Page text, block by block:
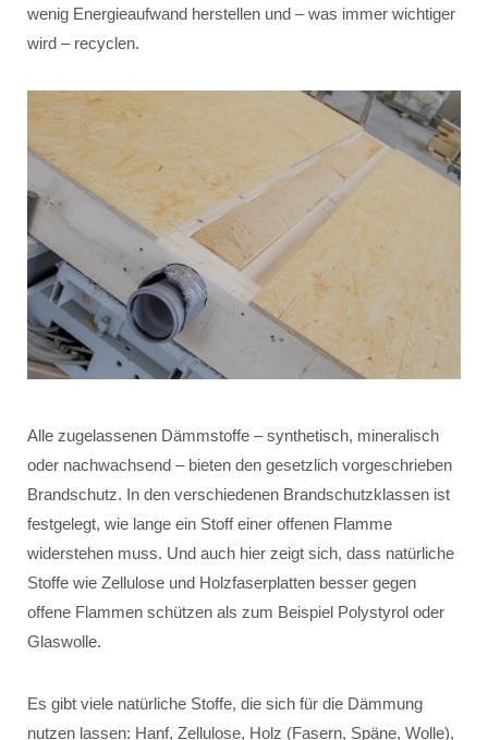
wenig Energieaufwand herstellen und – was immer wichtiger
wird – recyclen.
Alle zugelassenen Dämmstoffe – synthetisch, mineralisch
oder nachwachsend – bieten den gesetzlich vorgeschrieben
Brandschutz. In den verschiedenen Brandschutzklassen ist
festgelegt, wie lange ein Stoff einer offenen Flamme
widerstehen muss. Und auch hier zeigt sich, dass natürliche
Stoffe wie Zellulose und Holzfaserplatten besser gegen
offene Flammen schützen als zum Beispiel Polystyrol oder
Glaswolle.
Es gibt viele natürliche Stoffe, die sich für die Dämmung
nutzen lassen: Hanf, Zellulose, Holz (Fasern, Späne, Wolle),